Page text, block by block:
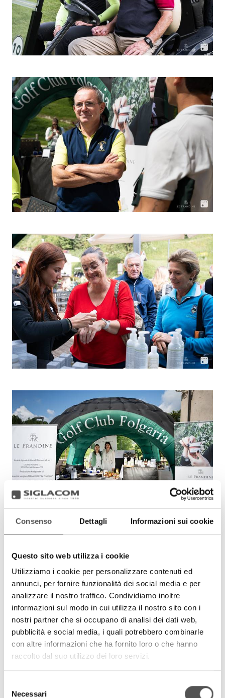
Consenso Dettagli Informazioni sui cookie
Questo sito web utilizza i cookie
Utilizziamo i cookie per personalizzare contenuti ed
annunci, per fornire funzionalità dei social media e per
analizzare il nostro traffico. Condividiamo inoltre
informazioni sul modo in cui utilizza il nostro sito con i
nostri partner che si occupano di analisi dei dati web,
pubblicità e social media, i quali potrebbero combinarle
con altre informazioni che ha fornito loro o che hanno
raccolto dal suo utilizzo dei loro servizi.
delNecessari